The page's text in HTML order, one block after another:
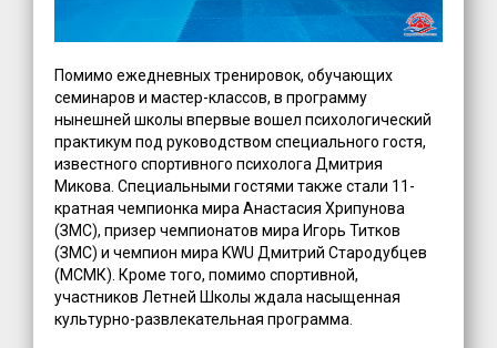
Помимо ежедневных тренировок, обучающих
семинаров и мастер-классов, в программу
нынешней школы впервые вошел психологический
практикум под руководством специального гостя,
известного спортивного психолога Дмитрия
Микова. Специальными гостями также стали 11-
кратная чемпионка мира Анастасия Хрипунова
(ЗМС), призер чемпионатов мира Игорь Титков
(ЗМС) и чемпион мира KWU Дмитрий Стародубцев
(МСМК). Кроме того, помимо спортивной,
участников Летней Школы ждала насыщенная
культурно-развлекательная программа.